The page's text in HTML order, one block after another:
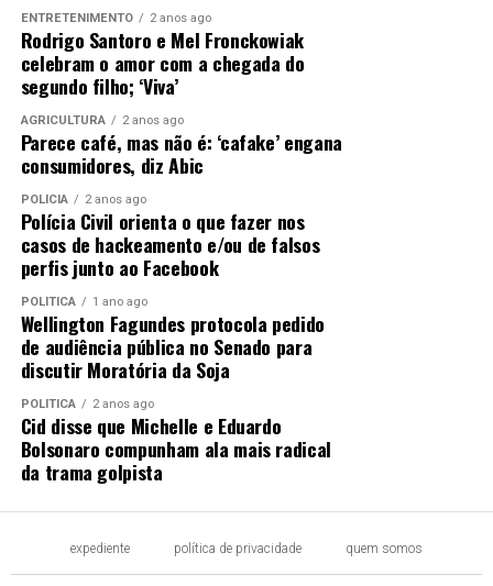
ENTRETENIMENTO 2 anos ago
Rodrigo Santoro e Mel Fronckowiak
celebram o amor com a chegada do
segundo filho; ‘Viva’
AGRICULTURA 2 anos ago
Parece café, mas não é: ‘cafake’ engana
consumidores, diz Abic
POLÍCIA 2 anos ago
Polícia Civil orienta o que fazer nos
casos de hackeamento e/ou de falsos
perfis junto ao Facebook
POLÍTICA 1 ano ago
Wellington Fagundes protocola pedido
de audiência pública no Senado para
discutir Moratória da Soja
POLÍTICA 2 anos ago
Cid disse que Michelle e Eduardo
Bolsonaro compunham ala mais radical
da trama golpista
expediente política de privacidade quem somos